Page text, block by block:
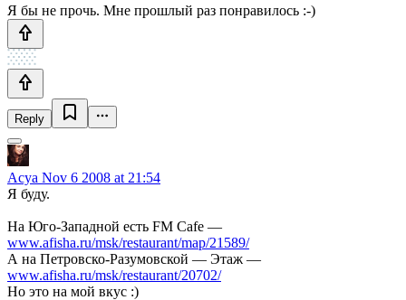
Я бы не прочь. Мне прошлый раз понравилось :-)
Reply
Acya Nov 6 2008 at 21:54
Я буду.
На Юго-Западной есть FM Cafe —
www.afisha.ru/msk/restaurant/map/21589/
А на Петровско-Разумовской — Этаж —
www.afisha.ru/msk/restaurant/20702/
Но это на мой вкус :)